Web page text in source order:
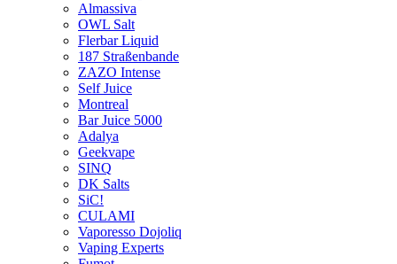
Almassiva
OWL Salt
Flerbar Liquid
187 Straßenbande
ZAZO Intense
Self Juice
Montreal
Bar Juice 5000
Adalya
Geekvape
SINQ
DK Salts
SiC!
CULAMI
Vaporesso Dojoliq
Vaping Experts